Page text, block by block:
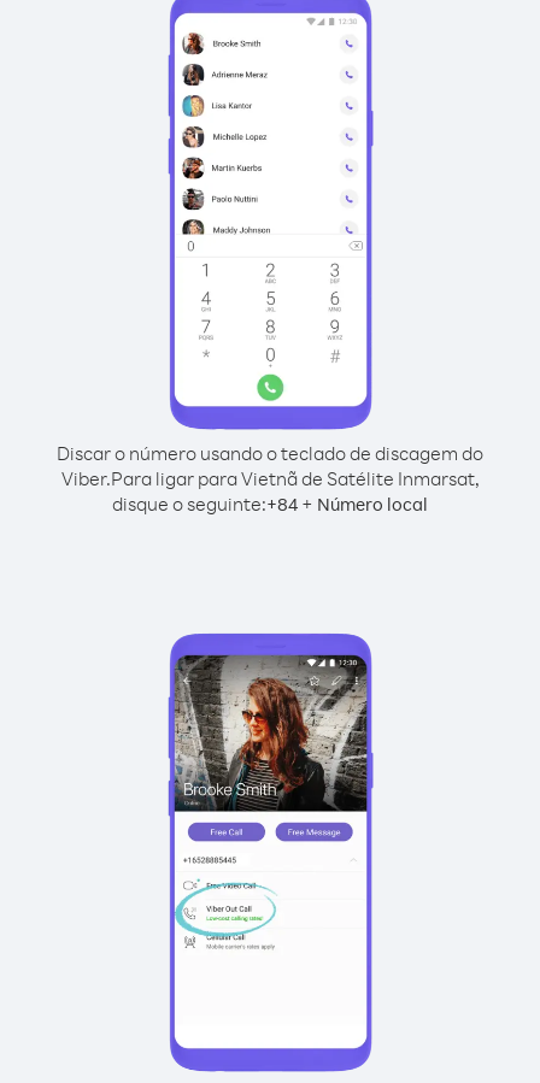
Discar o número usando o teclado de discagem do
Viber.Para ligar para Vietnã de Satélite Inmarsat,
disque o seguinte:+84 + Número local